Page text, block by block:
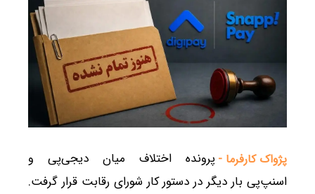
پژواک کارفرما - پرونده اختلاف میان دیجی‌پی و
اسنپ‌پی بار دیگر در دستور کار شورای رقابت قرار گرفت.